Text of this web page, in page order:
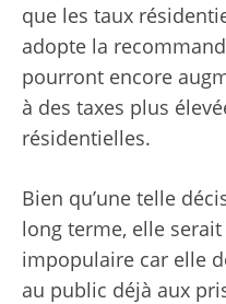
que les taux
adopte la
pourront encore
à des taxes plus
résidentielles.
Bien qu’une telle
long terme, elle
impopulaire car elle
au public déjà aux